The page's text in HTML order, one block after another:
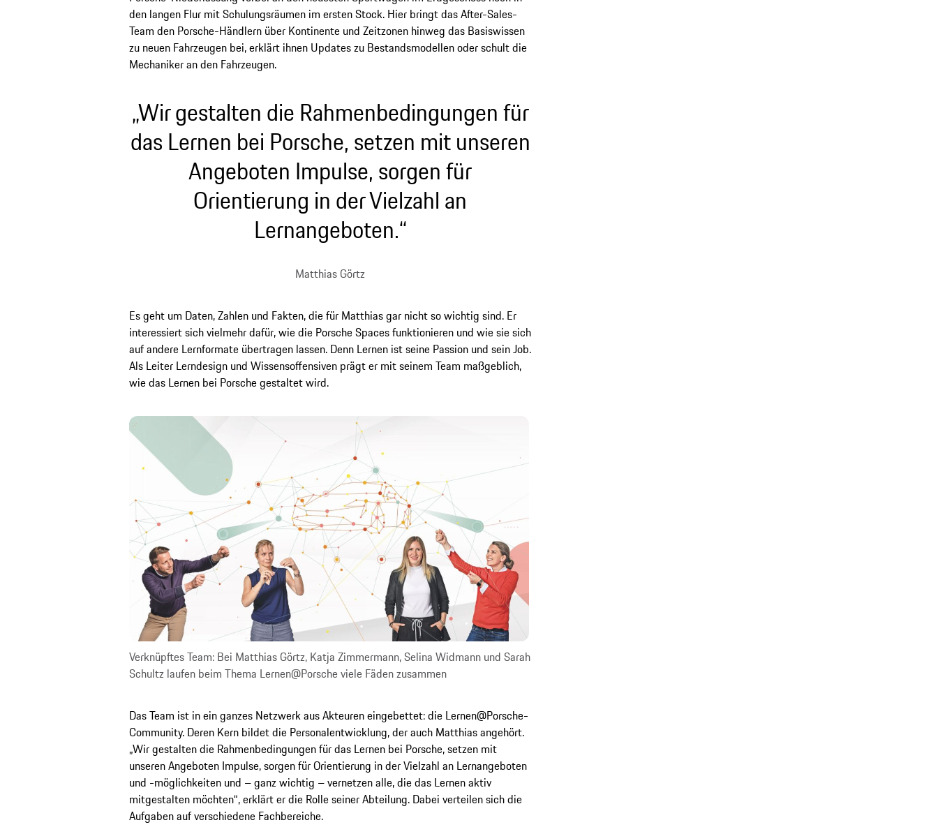
den langen Flur mit Schulungsräumen im ersten Stock. Hier bringt das After-Sales-
Team den Porsche-Händlern über Kontinente und Zeitzonen hinweg das Basiswissen
zu neuen Fahrzeugen bei, erklärt ihnen Updates zu Bestandsmodellen oder schult die
Mechaniker an den Fahrzeugen.
„Wir gestalten die Rahmenbedingungen für
das Lernen bei Porsche, setzen mit unseren
Angeboten Impulse, sorgen für
Orientierung in der Vielzahl an
Lernangeboten.“
Matthias Görtz
Es geht um Daten, Zahlen und Fakten, die für Matthias gar nicht so wichtig sind. Er
interessiert sich vielmehr dafür, wie die Porsche Spaces funktionieren und wie sie sich
auf andere Lernformate übertragen lassen. Denn Lernen ist seine Passion und sein Job.
Als Leiter Lerndesign und Wissensoffensiven prägt er mit seinem Team maßgeblich,
wie das Lernen bei Porsche gestaltet wird.
Verknüpftes Team: Bei Matthias Görtz, Katja Zimmermann, Selina Widmann und Sarah
Schultz laufen beim Thema Lernen@Porsche viele Fäden zusammen
Das Team ist in ein ganzes Netzwerk aus Akteuren eingebettet: die Lernen@Porsche-
Community. Deren Kern bildet die Personalentwicklung, der auch Matthias angehört.
„Wir gestalten die Rahmenbedingungen für das Lernen bei Porsche, setzen mit
unseren Angeboten Impulse, sorgen für Orientierung in der Vielzahl an Lernangeboten
und -möglichkeiten und – ganz wichtig – vernetzen alle, die das Lernen aktiv
mitgestalten möchten“, erklärt er die Rolle seiner Abteilung. Dabei verteilen sich die
Aufgaben auf verschiedene Fachbereiche.